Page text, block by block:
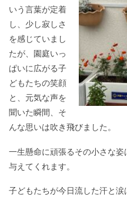
いう言葉が定着
し、少し寂しさ
を感じていまし
たが、園庭いっ
ぱいに広がる子
どもたちの笑顔
と、元気な声を
聞いた瞬間、そ
んな思いは吹き飛びました。
一生懸命に頑張るその小さな
与えてくれます。
子どもたちが今日流した汗と